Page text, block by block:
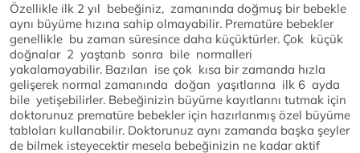
Özellikle ilk 2 yıl bebeğiniz, zamanında doğmuş bir bebekle
aynı büyüme hızına sahip olmayabilir. Prematüre bebekler
genellikle bu zaman süresince daha küçüktürler. Çok küçük
doğnalar 2 yaştanb sonra bile normalleri
yakalamayabilir. Bazıları ise çok kısa bir zamanda hızla
gelişerek normal zamanında doğan yaşıtlarına ilk 6 ayda
bile yetişebilirler. Bebeğinizin büyüme kayıtlarını tutmak için
doktorunuz prematüre bebekler için hazırlanmış özel büyüme
tabloları kullanabilir. Doktorunuz aynı zamanda başka şeyler
de bilmek isteyecektir mesela bebeğinizin ne kadar aktif